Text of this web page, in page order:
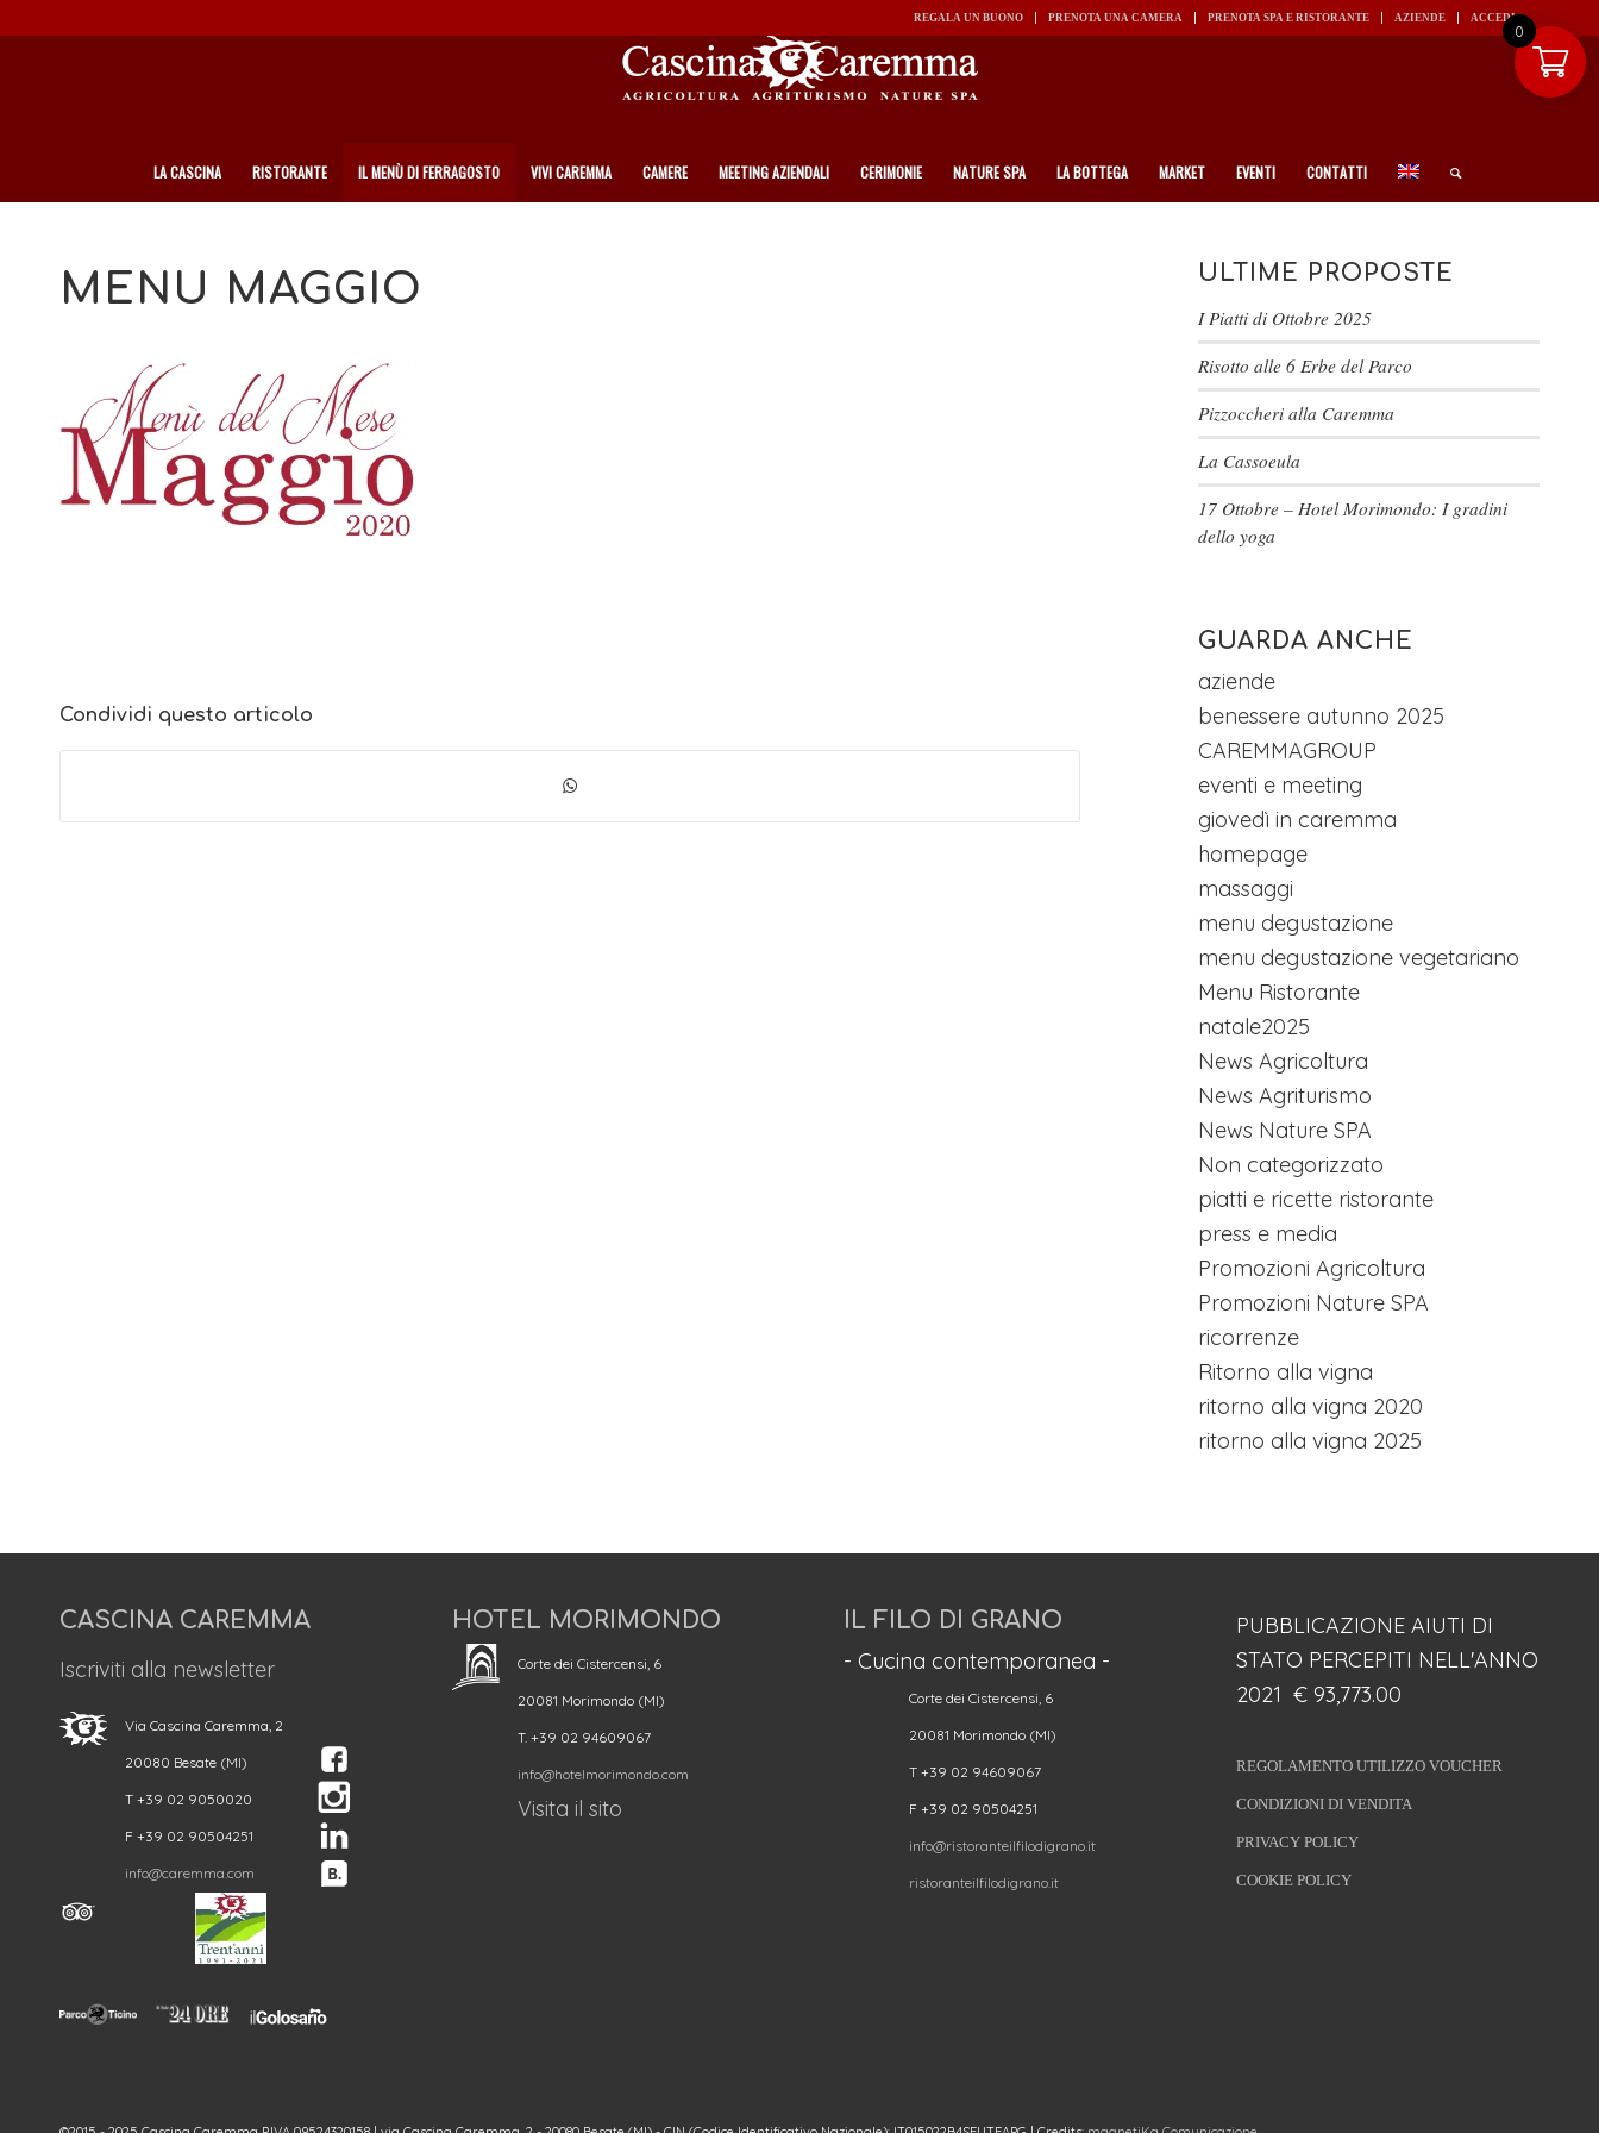
0
REGALA UN BUONO PRENOTA UNA CAMERA PRENOTA SPA E RISTORANTE AZIENDE ACCEDI
LA CASCINA RISTORANTE IL MENÙ DI FERRAGOSTO VIVI CAREMMA CAMERE MEETING AZIENDALI CERIMONIE NATURE SPA LA BOTTEGA MARKET EVENTI CONTATTI
MENU MAGGIO
Condividi questo articolo
ULTIME PROPOSTE
I Piatti di Ottobre 2025
Risotto alle 6 Erbe del Parco
Pizzoccheri alla Caremma
La Cassoeula
17 Ottobre – Hotel Morimondo: I gradini
dello yoga
GUARDA ANCHE
aziende
benessere autunno 2025
CAREMMAGROUP
eventi e meeting
giovedì in caremma
homepage
massaggi
menu degustazione
menu degustazione vegetariano
Menu Ristorante
natale2025
News Agricoltura
News Agriturismo
News Nature SPA
Non categorizzato
piatti e ricette ristorante
press e media
Promozioni Agricoltura
Promozioni Nature SPA
ricorrenze
Ritorno alla vigna
ritorno alla vigna 2020
ritorno alla vigna 2025
CASCINA CAREMMA
Iscriviti alla newsletter
Via Cascina Caremma, 2
20080 Besate (MI)
T +39 02 9050020
F +39 02 90504251
info@caremma.com
HOTEL MORIMONDO
Corte dei Cistercensi, 6
20081 Morimondo (MI)
T. +39 02 94609067
info@hotelmorimondo.com
Visita il sito
IL FILO DI GRANO
- Cucina contemporanea -
Corte dei Cistercensi, 6
20081 Morimondo (MI)
T +39 02 94609067
F +39 02 90504251
info@ristoranteilfilodigrano.it
ristoranteilfilodigrano.it
PUBBLICAZIONE AIUTI DI
STATO PERCEPITI NELL'ANNO
2021 € 93,773.00
REGOLAMENTO UTILIZZO VOUCHER
CONDIZIONI DI VENDITA
PRIVACY POLICY
COOKIE POLICY